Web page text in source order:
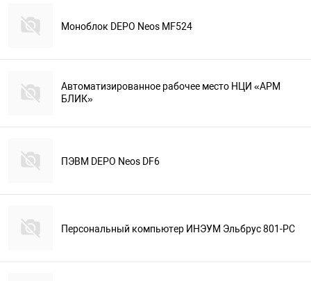
Моноблок DEPO Neos MF524
Автоматизированное рабочее место НЦИ «АРМ
БЛИК»
ПЭВМ DEPO Neos DF6
Персональный компьютер ИНЭУМ Эльбрус 801-PC